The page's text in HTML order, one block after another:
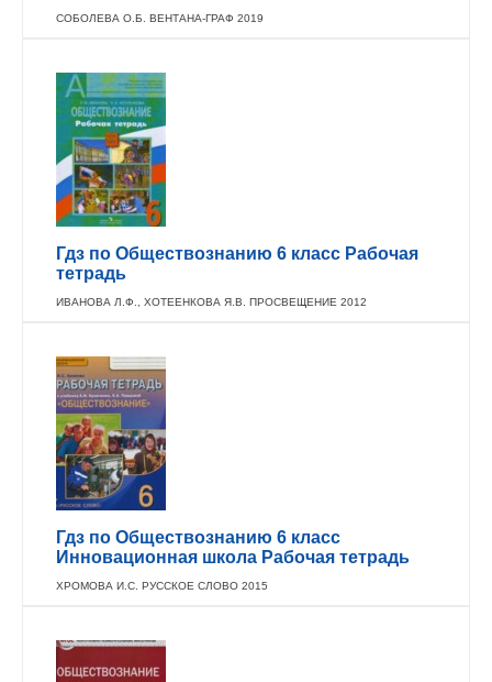
СОБОЛЕВА О.Б. ВЕНТАНА-ГРАФ 2019
Гдз по Обществознанию 6 класс Рабочая
тетрадь
ИВАНОВА Л.Ф., ХОТЕЕНКОВА Я.В. ПРОСВЕЩЕНИЕ 2012
Гдз по Обществознанию 6 класс
Инновационная школа Рабочая тетрадь
ХРОМОВА И.С. РУССКОЕ СЛОВО 2015